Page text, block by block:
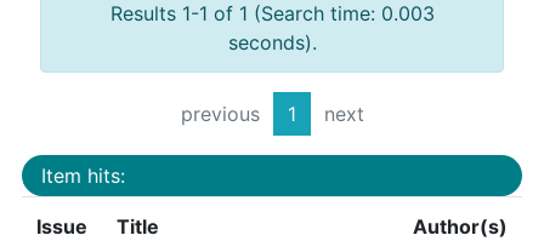
Results 1-1 of 1 (Search time: 0.003
seconds).
previous 1 next
Item hits:
Issue
Title Author(s)